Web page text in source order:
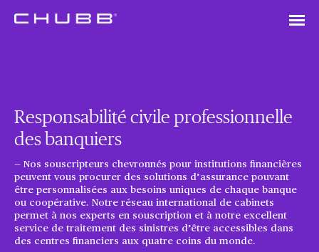
Responsabilité civile professionnelle
des banquiers
— Nos souscripteurs chevronnés pour institutions financières
peuvent vous procurer des solutions d’assurance pouvant
être personnalisées aux besoins uniques de chaque banque
ou coopérative. Notre réseau international de cabinets
permet à nos experts en souscription et à notre excellent
service de traitement des sinistres d’être accessibles dans
des centres financiers aux quatre coins du monde.